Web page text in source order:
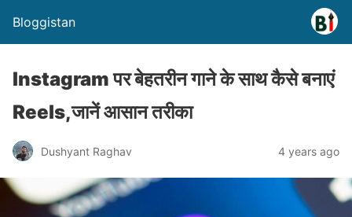
Bloggistan
Instagram पर बेहतरीन गाने के साथ कैसे बनाएं
Reels,जानें आसान तरीका
Dushyant Raghav 4 years ago